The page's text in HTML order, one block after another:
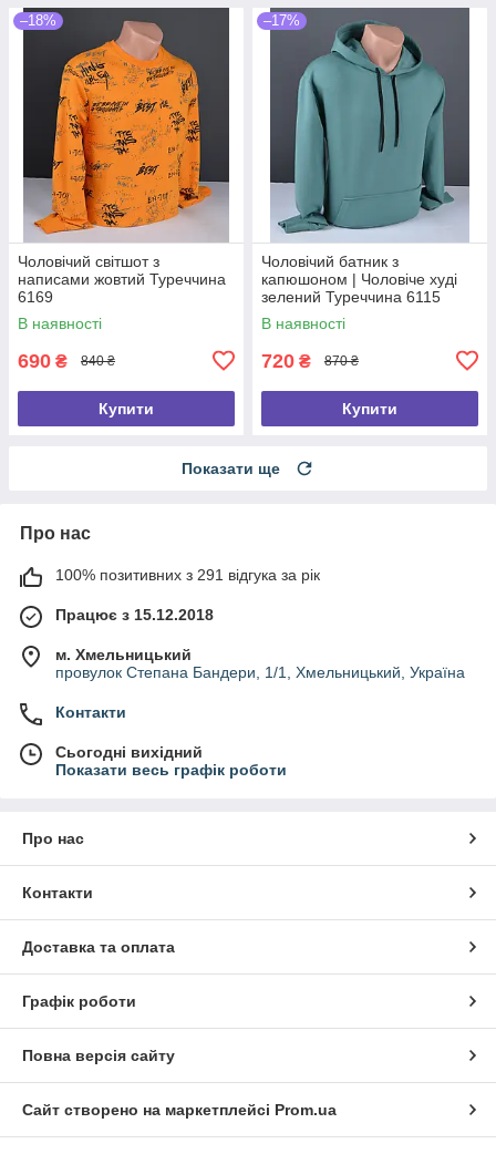
–18%
Чоловічий світшот з
написами жовтий Туреччина
6169
В наявності
690 ₴ 840 ₴
Купити
–17%
Чоловічий батник з
капюшоном | Чоловіче худі
зелений Туреччина 6115
В наявності
720 ₴ 870 ₴
Купити
Показати ще
Про нас
100% позитивних з 291 відгука за рік
Працює з 15.12.2018
м. Хмельницький
провулок Степана Бандери, 1/1, Хмельницький, Україна
Контакти
Сьогодні вихідний
Показати весь графік роботи
Про нас
Контакти
Доставка та оплата
Графік роботи
Повна версія сайту
Сайт створено на маркетплейсі Prom.ua